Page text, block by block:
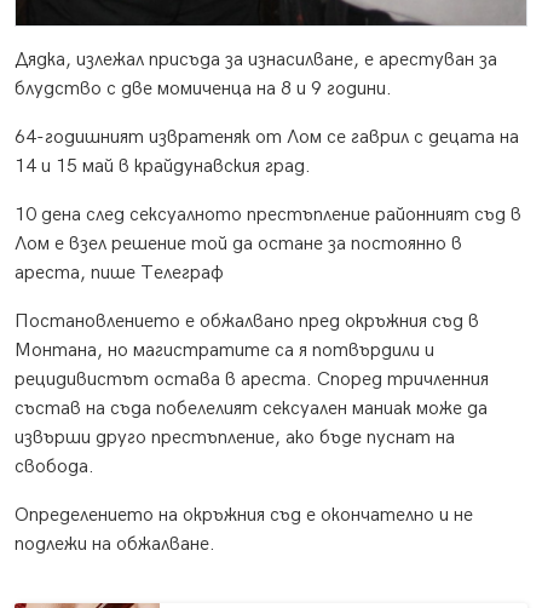
Дядка, излежал присъда за изнасилване, е арестуван за
блудство с две момиченца на 8 и 9 години.
64-годишният извратеняк от Лом се гаврил с децата на
14 и 15 май в крайдунавския град.
10 дена след сексуалното престъпление районният съд в
Лом е взел решение той да остане за постоянно в
ареста, пише Телеграф
Постановлението е обжалвано пред окръжния съд в
Монтана, но магистратите са я потвърдили и
рецидивистът остава в ареста. Според тричленния
състав на съда побелелият сексуален маниак може да
извърши друго престъпление, ако бъде пуснат на
свобода.
Определението на окръжния съд е окончателно и не
подлежи на обжалване.